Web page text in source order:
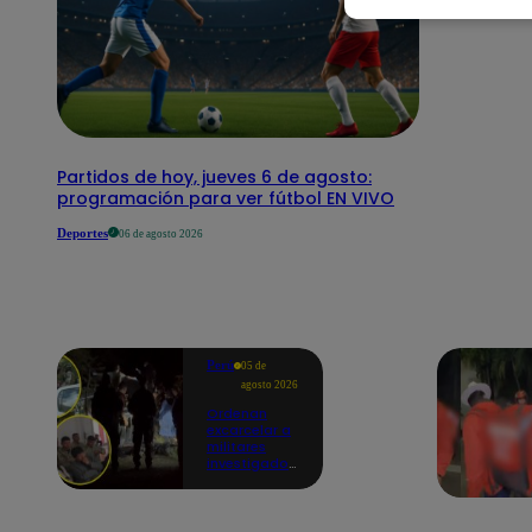
Partidos de hoy, jueves 6 de agosto:
programación para ver fútbol EN VIVO
Deportes 06 de agosto 2026
Perú
05 de
agosto 2026
Ordenan
excarcelar a
militares
investigados